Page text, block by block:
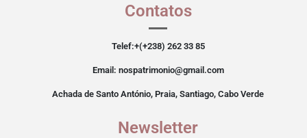
Contatos
Telef:+(+238) 262 33 85
Email: nospatrimonio@gmail.com
Achada de Santo António, Praia, Santiago, Cabo Verde
Newsletter